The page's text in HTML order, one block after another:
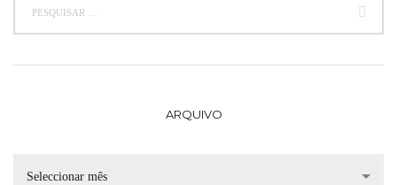
ARQUIVO
Seleccionar mês